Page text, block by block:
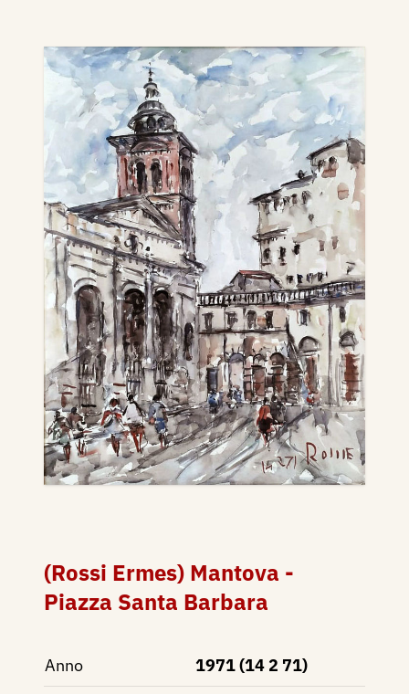
(Rossi Ermes) Mantova -
Piazza Santa Barbara
Anno
1971 (14 2 71)